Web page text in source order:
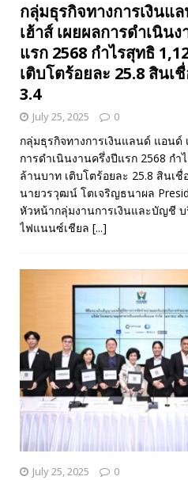
กลุ่มธุรกิจทางการเงินแ
เฮ้าส์ เผยผลการดำเนิน
แรก 2568 กำไรสุทธิ
เติบโตร้อยละ 25.8 สินเ
3.4
July 25, 2025 0
กลุ่มธุรกิจทางการเงินแลนด์ แอนด์
การดำเนินงานครึ่งปีแรก 2568 กำ
ล้านบาท เติบโตร้อยละ 25.8 สินเชื่
นายวรวุฒน์ โตเจริญธนาผล
หัวหน้ากลุ่มงานการเงินและบัญชี บ
ไฟแนนซ์เชียล [...]
July 25, 2025 0